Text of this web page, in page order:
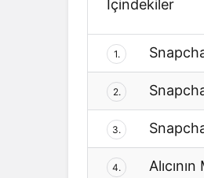
İçindekiler
1.
2.
3.
4.